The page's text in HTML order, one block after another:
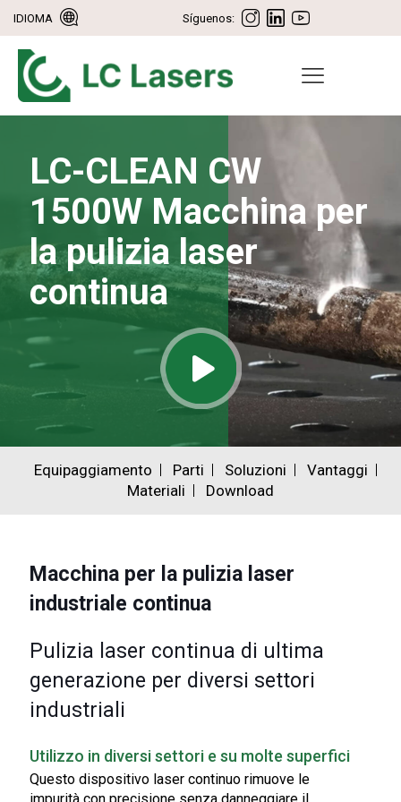
IDIOMA Síguenos:
LC-CLEAN CW
1500W Macchina per
la pulizia laser
continua
Equipaggiamento Parti Soluzioni
Vantaggi
Materiali
Download
Macchina per la pulizia laser
industriale continua
Pulizia laser continua di ultima
generazione per diversi settori
industriali
Utilizzo in diversi settori e su molte superfici
Questo dispositivo laser continuo rimuove le
impurità con precisione senza danneggiare il